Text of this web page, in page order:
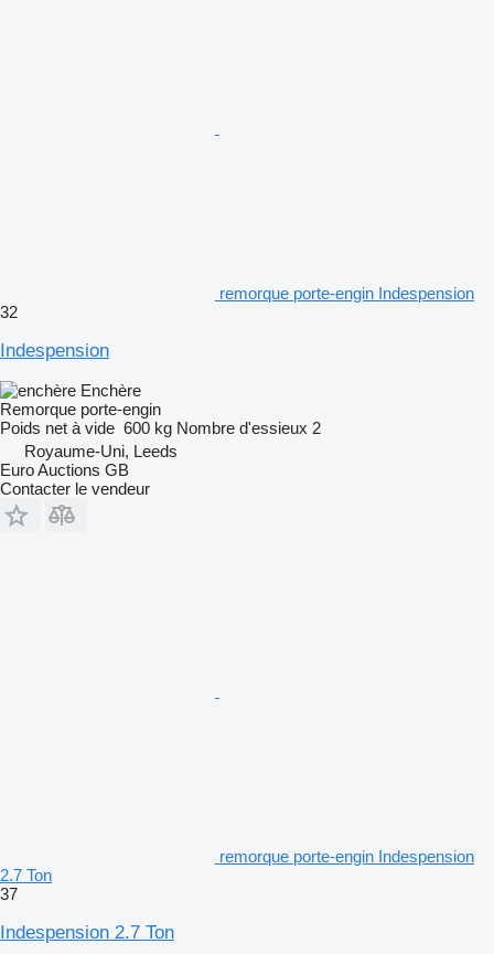
remorque porte-engin Indespension
32
Indespension
Enchère
Remorque porte-engin
Poids net à vide 600 kg Nombre d'essieux 2
Royaume-Uni, Leeds
Euro Auctions GB
Contacter le vendeur
remorque porte-engin Indespension
2.7 Ton
37
Indespension 2.7 Ton